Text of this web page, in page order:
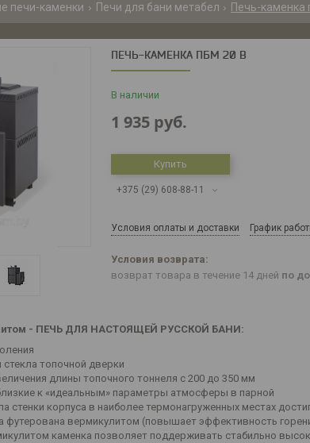
печи-каменки Печи для бани метабел Печь-каменка
ПЕЧЬ-КАМЕНКА ПБМ 20 В
В наличии
1 935 руб.
Купить
+375 (29) 608-88-11
Условия оплаты и доставки График
возврат товара в течение 14 дней по
- ПЕЧЬ ДЛЯ НАСТОЯЩЕЙ РУССКОЙ БАНИ:
стекла топочной дверки
длины топочного тоннеля с 200 до 350 мм
к «идеальным» параметры атмосферы в парной
стенки корпуса в наиболее термонагруженных местах
футерована вермикулитом (повышает эффективность
каменка позволяет поддерживать стабильно